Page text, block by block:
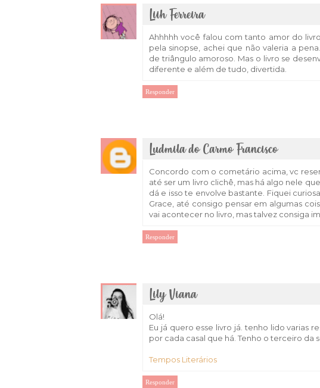
Liih Ferreira
Ahhhhh você falou com tanto amor do
pela sinopse, achei que não valeria a
de triângulo amoroso. Mas o livro se
diferente e além de tudo, divertida.
Responder
Ludmila do Carmo Francisco
Concordo com o cometário acima, vc
até ser um livro clichê, mas há algo nele
dá e isso te envolve bastante. Fiquei
Grace, até consigo pensar em algumas
vai acontecer no livro, mas talvez consiga
Responder
Lily Viana
Olá!
Eu já quero esse livro já. tenho lido varias
por cada casal que há. Tenho o terceiro da
Tempos Literários
Responder